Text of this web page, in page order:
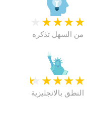
★
★
★
★
من السهل تذكره
★
★
★
★
★
النطق بالانجليزية